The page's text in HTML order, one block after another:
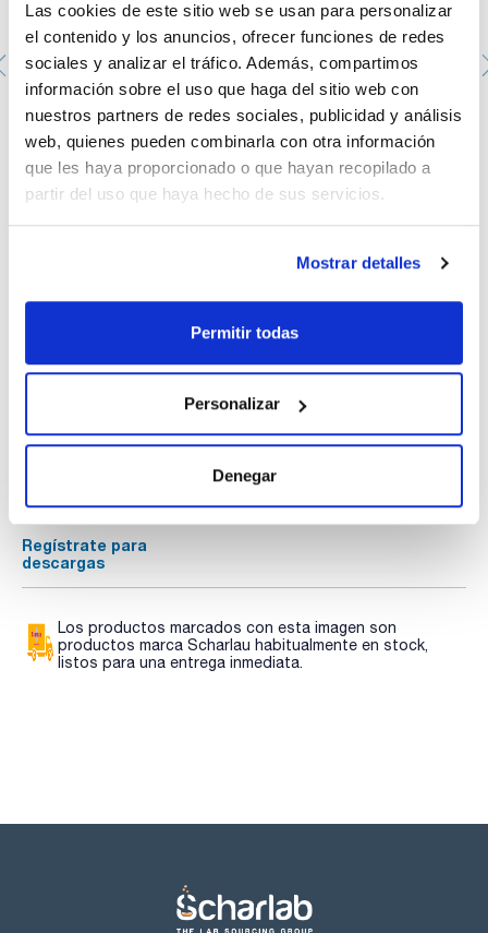
Las cookies de este sitio web se usan para personalizar
el contenido y los anuncios, ofrecer funciones de redes
sociales y analizar el tráfico. Además, compartimos
información sobre el uso que haga del sitio web con
nuestros partners de redes sociales, publicidad y análisis
web, quienes pueden combinarla con otra información
que les haya proporcionado o que hayan recopilado a
partir del uso que haya hecho de sus servicios.
Mostrar detalles
Permitir todas
Personalizar
Denegar
Agitador magnético MST sin calefacción. VELP®.
Velocidad (rpm): hasta 1100. Vol. Agitación (L): hasta 5.
Material: ABS. Ø plato (mm): 130x150. Potencia (W): 0,6.
Dim. AnxAlxPr (mm): 130x50x150
043-100160
Disponibilidad Ver stock
Documentación técnica
TDS / Ficha técnica
COA
Regístrate para
SDS/ Hoja de seguridad
Regístrate para
descargas
Los productos marcados con esta imagen son
productos marca Scharlau habitualmente en stock,
listos para una entrega inmediata.